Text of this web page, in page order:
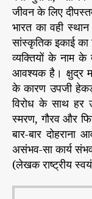
जीवन के लिए
भारत का वही
सांस्कृतिक इकाई का
व्यक्तियों के नाम के
आवश्यक है। क्षुद्र
के कारण उपजी
विरोध के साथ हर
स्मरण, गौरव और
बार-बार
असंभव-सा कार्य
(लेखक राष्ट्रीय